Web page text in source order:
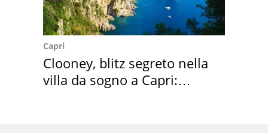
Capri
Clooney, blitz segreto nella
villa da sogno a Capri: